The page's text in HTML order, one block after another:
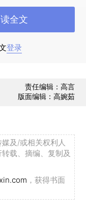
是通过科学的
搜集方法，运用
的政府、企业、
状态。
政策，环境风险
）指标主要关注
及扶贫工作；公
理结构以及信息
登录
全文
责任编辑：高言
版面编辑：高婉茹
及/或相关权利人
载、摘编、复制及
，获得书面